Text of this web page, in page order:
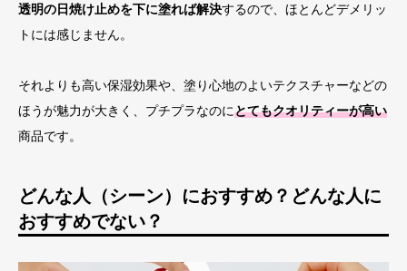
透明の日焼け止めを下に塗れば解決するので、ほとんどデメリッ
トには感じません。
それよりも高い保湿効果や、塗り心地のよいテクスチャーなどの
ほうが魅力が大きく、プチプラなのにとてもクオリティーが高い
商品です。
どんな人（シーン）におすすめ？どんな人に
おすすめでない？